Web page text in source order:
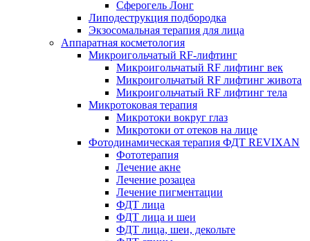
Сферогель Лонг
Липодеструкция подбородка
Экзосомальная терапия для лица
Аппаратная косметология
Микроигольчатый RF-лифтинг
Микроигольчатый RF лифтинг век
Микроигольчатый RF лифтинг живота
Микроигольчатый RF лифтинг тела
Микротоковая терапия
Микротоки вокруг глаз
Микротоки от отеков на лице
Фотодинамическая терапия ФДТ REVIXAN
Фототерапия
Лечение акне
Лечение розацеа
Лечение пигментации
ФДТ лица
ФДТ лица и шеи
ФДТ лица, шеи, декольте